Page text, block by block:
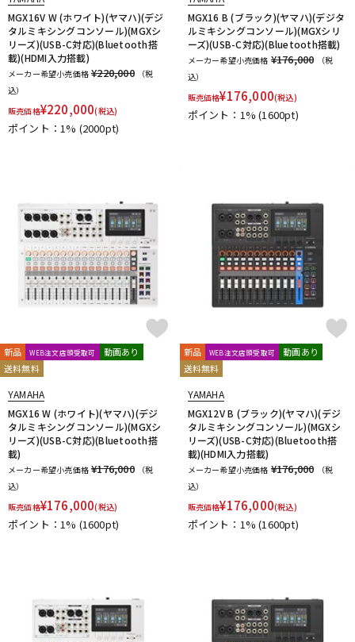
MGX16V W (ホワイト)(ヤマハ)(デジ
タルミキシングコンソール)(MGXシ
リーズ)(USB-C対応)(Bluetooth搭
載)(HDMI入力搭載)
メーカー希望小売価格 ¥220,000
（税
込）
販売価格¥220,000(税込)
ポイント：1% (2000pt)
MGX16 B (ブラック)(ヤマハ)(デジタ
ルミキシングコンソール)(MGXシリ
ーズ)(USB-C対応)(Bluetooth搭載)
メーカー希望小売価格 ¥176,000
（税
込）
販売価格¥176,000(税込)
ポイント：1%(1600pt)
新品 WEB注文店頭受取可
動画あり
送料無料
YAMAHA
MGX16 W (ホワイト)(ヤマハ)(デジ
タルミキシングコンソール)(MGXシ
リーズ)(USB-C対応)(Bluetooth搭
載)
メーカー希望小売価格 ¥176,000
（税
込）
販売価格¥176,000(税込)
ポイント：1% (1600pt)
新品 WEB注文店頭受取可
動画あり
送料無料
YAMAHA
MGX12V B (ブラック)(ヤマハ)(デジ
タルミキシングコンソール)(MGXシ
リーズ)(USB-C対応)(Bluetooth搭
載)(HDMI入力搭載)
メーカー希望小売価格 ¥176,000
（税
込）
販売価格¥176,000(税込)
ポイント：1%(1600pt)